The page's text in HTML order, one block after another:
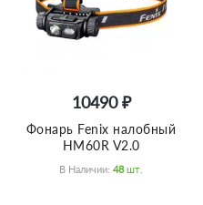
10490 ₽
Фонарь Fenix налобный
HM60R V2.0
В Наличии: 48 Шт.